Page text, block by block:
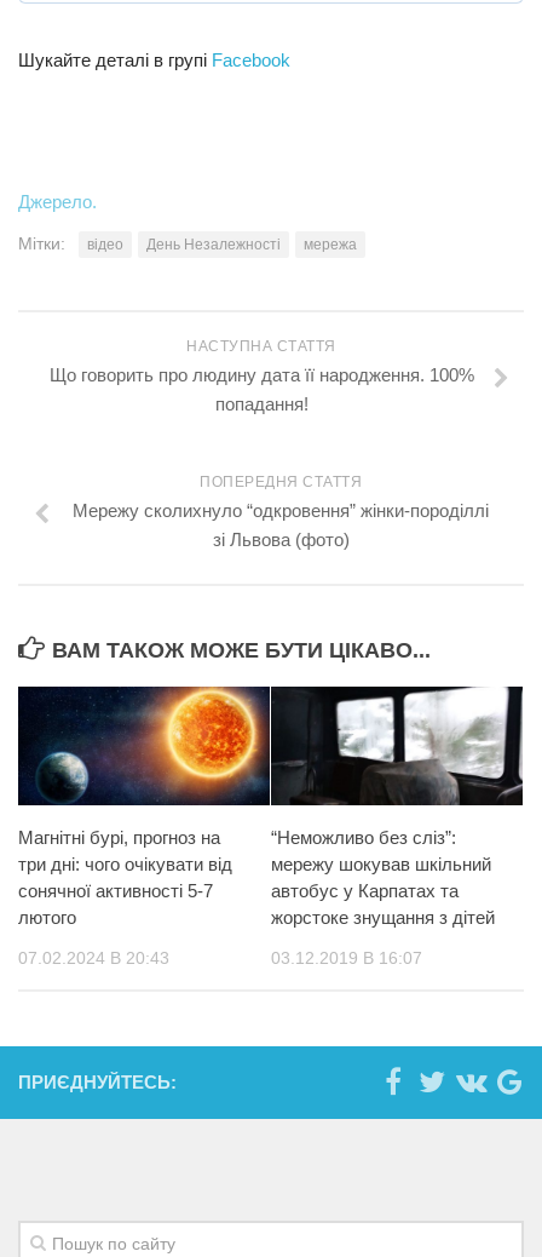
Шукайте деталі в групі Facebook
Джерело.
Мітки: відео День Незалежності мережа
НАСТУПНА СТАТТЯ
Що говорить про людину дата її народження. 100%
попадання!
ПОПЕРЕДНЯ СТАТТЯ
Мережу сколихнуло “одкровення” жінки-породіллі
зі Львова (фото)
ВАМ ТАКОЖ МОЖЕ БУТИ ЦІКАВО...
Магнітні бурі, прогноз на
три дні: чого очікувати від
сонячної активності 5-7
лютого
07.02.2024 В 20:43
“Неможливо без сліз”:
мережу шокував шкільний
автобус у Карпатах та
жорстоке знущання з дітей
03.12.2019 В 16:07
ПРИЄДНУЙТЕСЬ: